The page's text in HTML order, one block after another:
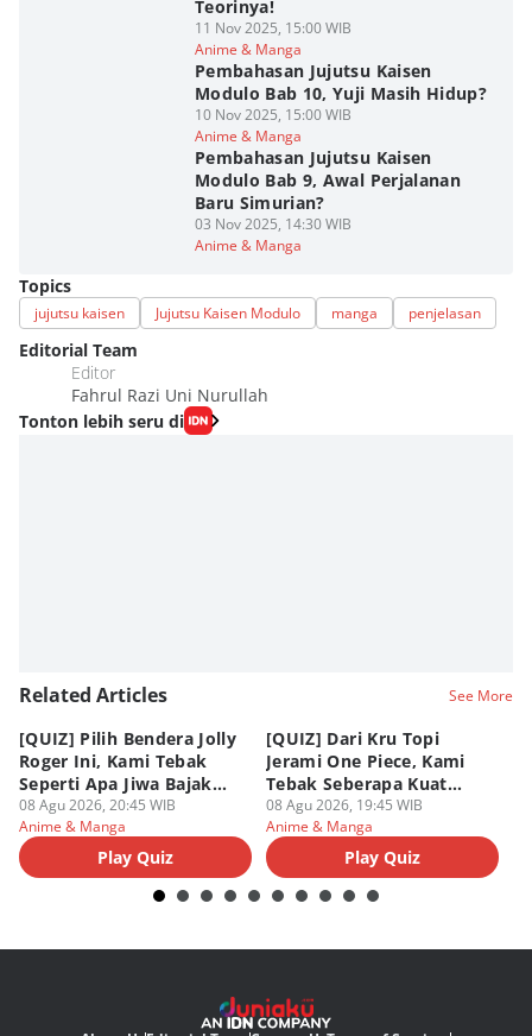
Teorinya!
11 Nov 2025, 15:00 WIB
Anime & Manga
Pembahasan Jujutsu Kaisen
Modulo Bab 10, Yuji Masih Hidup?
10 Nov 2025, 15:00 WIB
Anime & Manga
Pembahasan Jujutsu Kaisen
Modulo Bab 9, Awal Perjalanan
Baru Simurian?
03 Nov 2025, 14:30 WIB
Anime & Manga
Topics
jujutsu kaisen Jujutsu Kaisen Modulo manga penjelasan
Editorial Team
Editor
Fahrul Razi Uni Nurullah
Tonton lebih seru di
Related Articles See More
[QUIZ] Pilih Bendera Jolly
Roger Ini, Kami Tebak
Seperti Apa Jiwa Bajak
Laut Dalam Dirimu
08 Agu 2026, 20:45 WIB
Anime & Manga
Play Quiz
[QUIZ] Dari Kru Topi
Jerami One Piece, Kami
Tebak Seberapa Kuat
Mentalmu
08 Agu 2026, 19:45 WIB
Anime & Manga
Play Quiz